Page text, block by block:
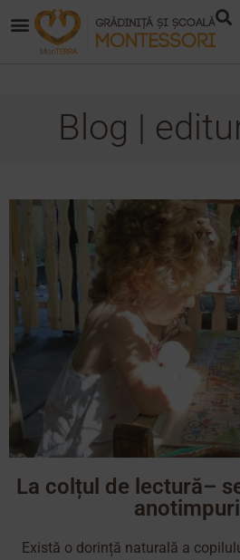
Blog |
La colțul de lectură–
Există o dorință naturală a